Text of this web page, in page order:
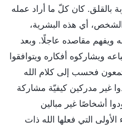
كان كلّ ما أراد عمله
أي هذه البشرية،
ويفهم مقاصده عاجلًا. وبعد
ويشاركوه أفكاره ويتوافقوا
فحسب إلى كلام الله
غير مدركين كيفيّة مشاركة
أشخاصًا غير مبالين
الأولى التي فعلها الله ذات